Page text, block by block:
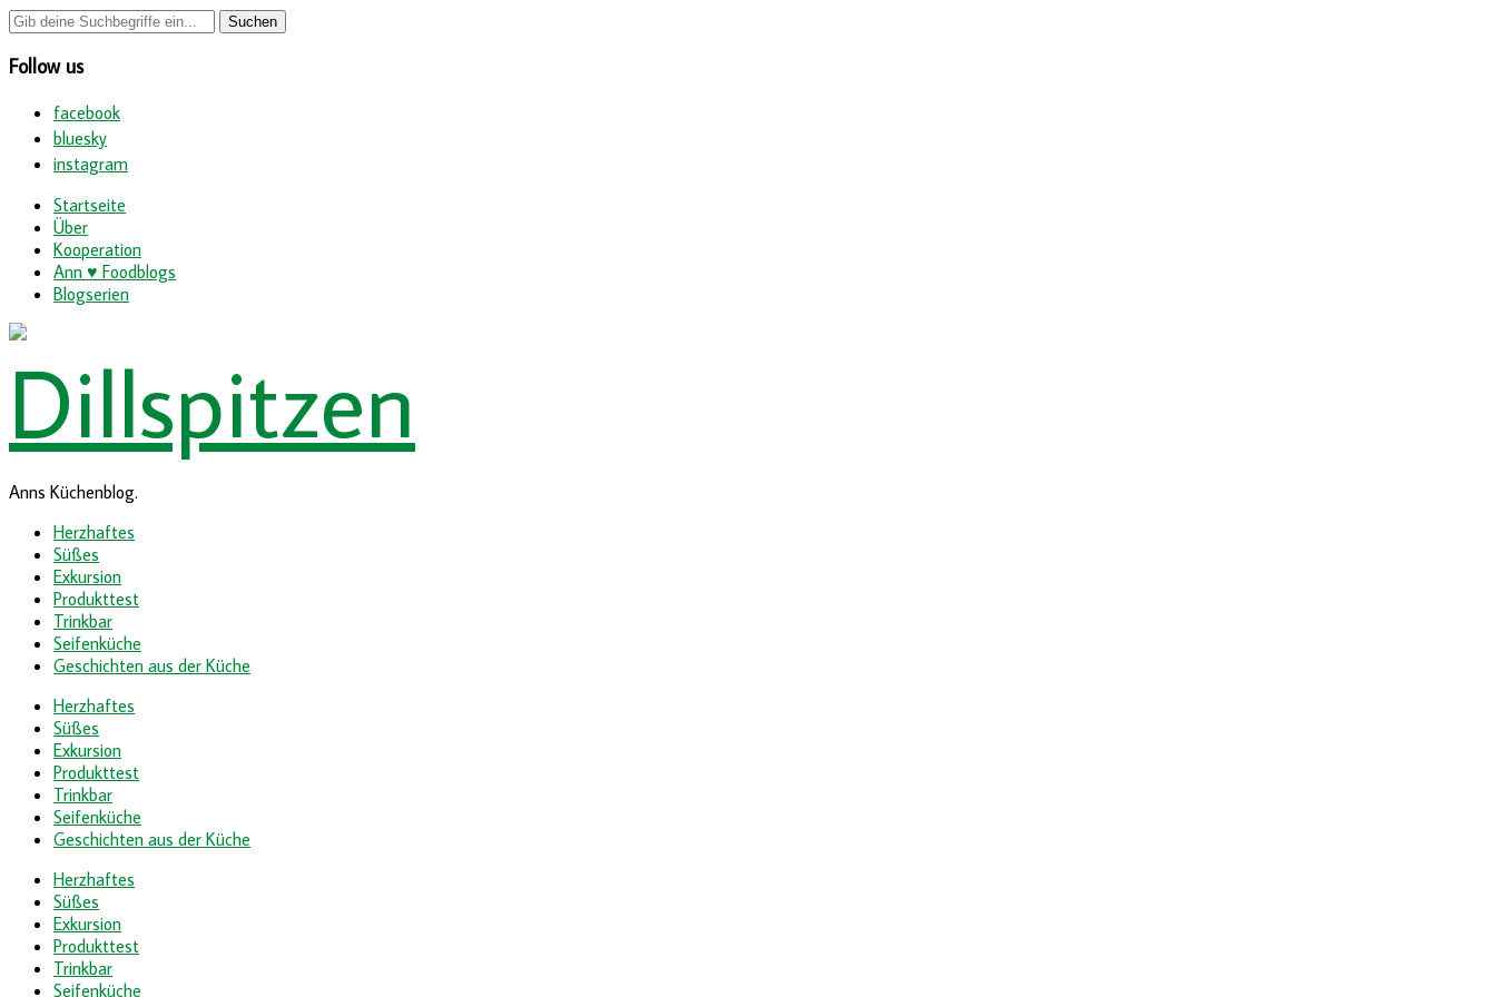
Follow us
facebook
bluesky
instagram
Startseite
Über
Kooperation
Ann ♥ Foodblogs
Blogserien
Anns Küchenblog.
Herzhaftes
Süßes
Exkursion
Produkttest
Trinkbar
Seifenküche
Geschichten aus der Küche
Herzhaftes
Süßes
Exkursion
Produkttest
Trinkbar
Seifenküche
Geschichten aus der Küche
Herzhaftes
Süßes
Exkursion
Produkttest
Trinkbar
Seifenküche